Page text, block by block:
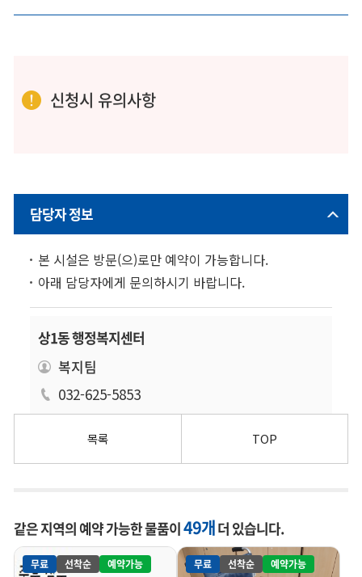
신청시 유의사항
담당자 정보
본 시설은 방문(으)로만 예약이 가능합니다.
아래 담당자에게 문의하시기 바랍니다.
상1동 행정복지센터
복지팀
032-625-5853
목록 TOP
같은 지역의 예약 가능한 물품이49개더 있습니다.
무료 선착순 예약가능 무료 선착순 예약가능